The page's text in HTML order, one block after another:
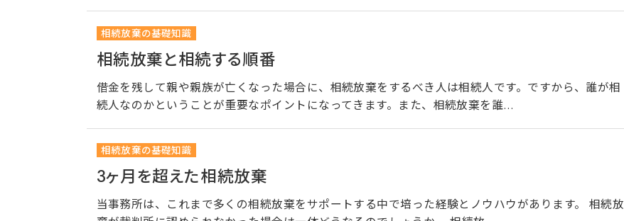
相続放棄と相続する順番
借金を残して親や親族が亡くなった場合に、相続放棄をするべき人は相続人です。ですから、誰が相
続人なのかということが重要なポイントになってきます。また、相続放棄を誰…
相続放棄の基礎知識
3ヶ月を超えた相続放棄
当事務所は、これまで多くの相続放棄をサポートする中で培った経験とノウハウがあります。 相続放
相続放棄の基礎知識